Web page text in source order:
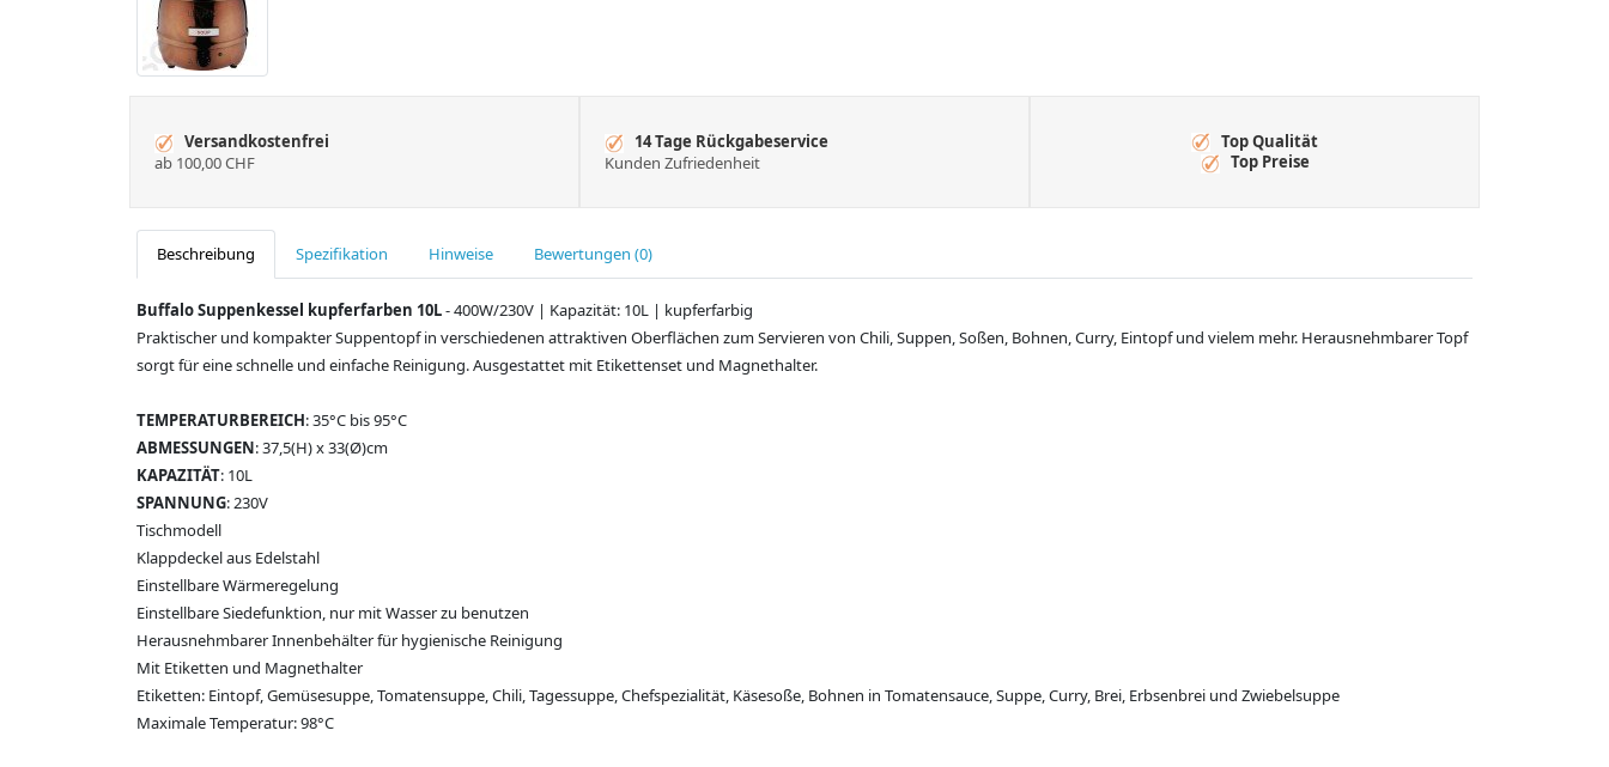
Versandkostenfrei
ab 100,00 CHF
14 Tage Rückgabeservice
Kunden Zufriedenheit
Top Qualität
Top Preise
Beschreibung Spezifikation Hinweise Bewertungen (0)
Buffalo Suppenkessel kupferfarben 10L- 400W/230V | Kapazität: 10L | kupferfarbig
Praktischer und kompakter Suppentopf in verschiedenen attraktiven Oberflächen zum Servieren von Chili, Suppen, Soßen, Bohnen, Curry, Eintopf und vielem mehr. Herausnehmbarer Topf
sorgt für eine schnelle und einfache Reinigung. Ausgestattet mit Etikettenset und Magnethalter.
TEMPERATURBEREICH: 35°C bis 95°C
ABMESSUNGEN: 37,5(H) x 33(Ø)cm
KAPAZITÄT: 10L
SPANNUNG: 230V
Tischmodell
Klappdeckel aus Edelstahl
Einstellbare Wärmeregelung
Einstellbare Siedefunktion, nur mit Wasser zu benutzen
Herausnehmbarer Innenbehälter für hygienische Reinigung
Mit Etiketten und Magnethalter
Etiketten: Eintopf, Gemüsesuppe, Tomatensuppe, Chili, Tagessuppe, Chefspezialität, Käsesoße, Bohnen in Tomatensauce, Suppe, Curry, Brei, Erbsenbrei und Zwiebelsuppe
Maximale Temperatur: 98°C